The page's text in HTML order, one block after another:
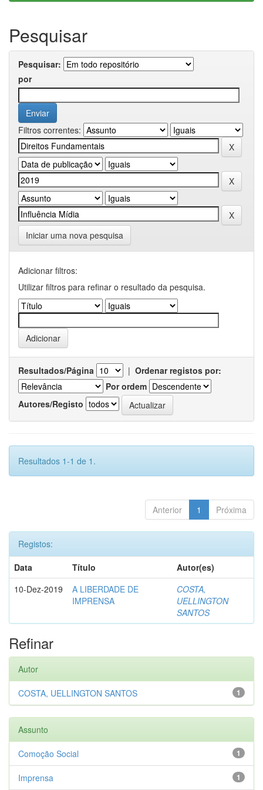
Pesquisar
Pesquisar:
por
Filtros correntes:
Iniciar uma nova pesquisa
Adicionar filtros:
Utilizar filtros para refinar o resultado da pesquisa.
Resultados/Página | Ordenar registos por:
Por ordem
Autores/Registo
Resultados 1-1 de 1.
Anterior 1 Próxima
Registos:
Data
Título
Autor(es)
10-Dez-2019
A LIBERDADE DE
IMPRENSA
COSTA,
UELLINGTON
SANTOS
Refinar
Autor
1
COSTA, UELLINGTON SANTOS
Assunto
1
Comoção Social
1
Imprensa